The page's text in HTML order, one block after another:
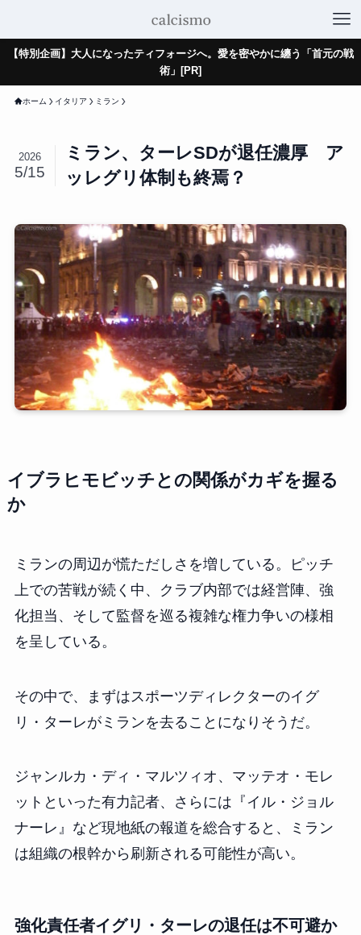
【特別企画】大人になったティフォージへ。愛を密やかに纏う「首元の戦
術」[PR]
ホーム イタリア ミラン
ミラン、ターレSDが退任濃厚 ア
ッレグリ体制も終焉？
2026
5/15
イブラヒモビッチとの関係がカギを握る
か
ミランの周辺が慌ただしさを増している。ピッチ
上での苦戦が続く中、クラブ内部では経営陣、強
化担当、そして監督を巡る複雑な権力争いの様相
を呈している。
その中で、まずはスポーツディレクターのイグ
リ・ターレがミランを去ることになりそうだ。
ジャンルカ・ディ・マルツィオ、マッテオ・モレ
ットといった有力記者、さらには『イル・ジョル
ナーレ』など現地紙の報道を総合すると、ミラン
は組織の根幹から刷新される可能性が高い。
強化責任者イグリ・ターレの退任は不可避か